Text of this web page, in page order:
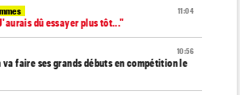
11:04
dû essayer plus tôt..."
10:56
faire ses grands débuts en compétition le